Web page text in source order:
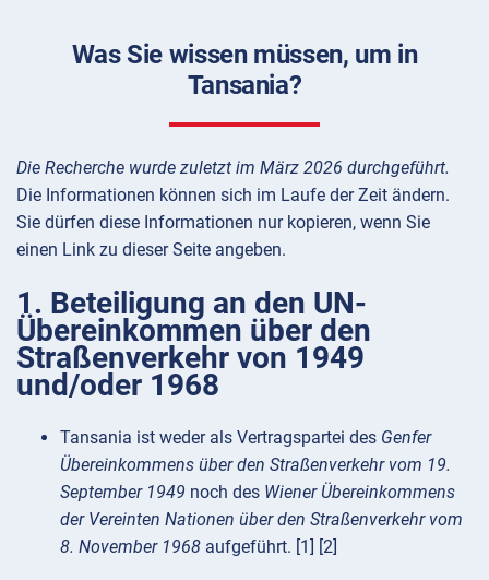
Was Sie wissen müssen, um in
Tansania?
Die Recherche wurde zuletzt im März 2026 durchgeführt.
Die Informationen können sich im Laufe der Zeit ändern.
Sie dürfen diese Informationen nur kopieren, wenn Sie
einen Link zu dieser Seite angeben.
1. Beteiligung an den UN-
Übereinkommen über den
Straßenverkehr von 1949
und/oder 1968
Tansania ist weder als Vertragspartei des Genfer
Übereinkommens über den Straßenverkehr vom 19.
September 1949 noch des Wiener Übereinkommens
der Vereinten Nationen über den Straßenverkehr vom
8. November 1968 aufgeführt. [1] [2]